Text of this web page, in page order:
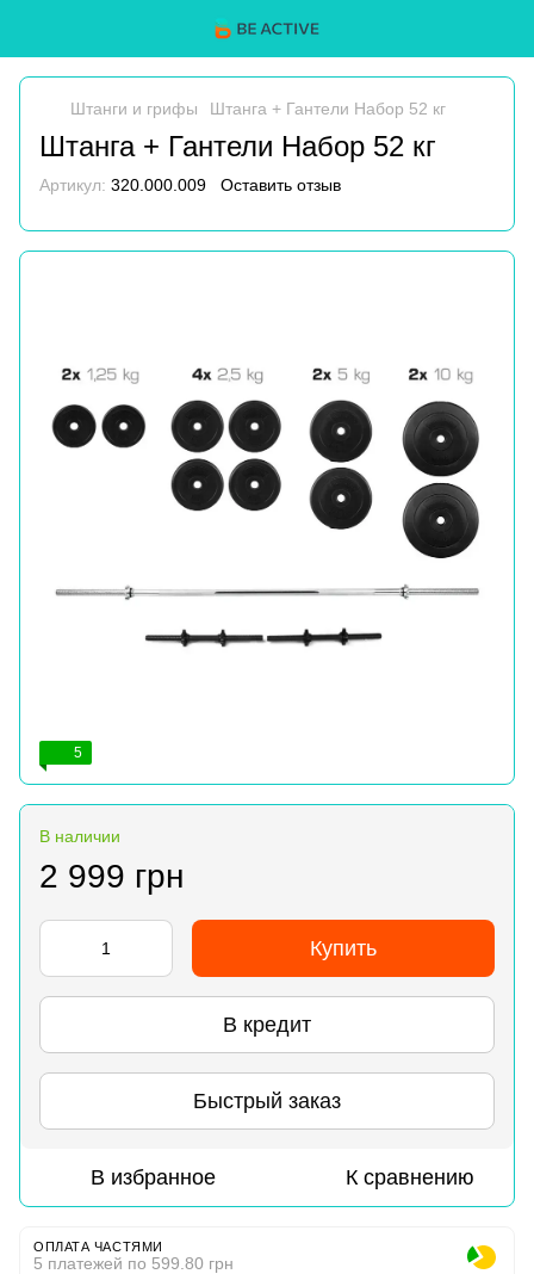
Штанги и грифы Штанга + Гантели Набор 52 кг
Штанга + Гантели Набор 52 кг
Артикул: 320.000.009 Оставить отзыв
5
В наличии
2 999 грн
Купить
В кредит
Быстрый заказ
В избранное К сравнению
ОПЛАТА ЧАСТЯМИ
5 платежей по 599.80 грн